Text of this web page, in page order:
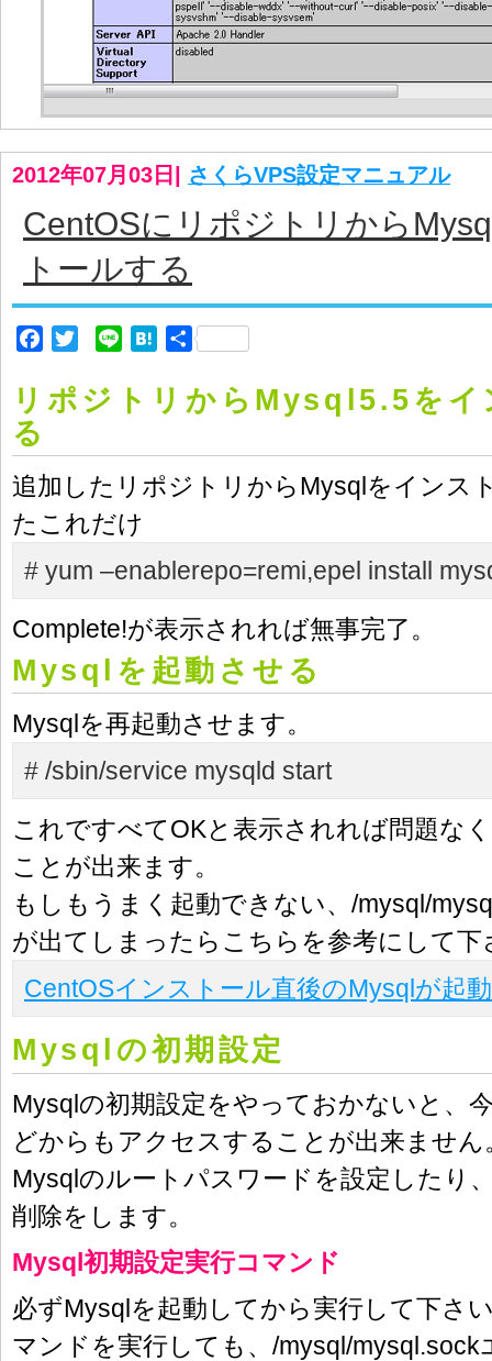
2012年07月03日 さくらVPS設定マニュアル
CentOSにリポジトリから
トールする
Facebook
Twitter Line Hatena
共
リポジトリからMysql5.5をイ
る
追加したリポジトリからMysqlをインス
たこれだけ
# yum –enablerepo=remi,epel install
Complete!が表示されれば無事完了。
Mysqlを起動させる
Mysqlを再起動させます。
# /sbin/service mysqld start
これですべてOKと表示されれば問題な
ことが出来ます。
もしもうまく起動できない、/mysql/
が出てしまったらこちらを参考にして下
CentOSインストール直後のMysqlが起
Mysqlの初期設定
Mysqlの初期設定をやっておかないと、
どからもアクセスすることが出来ません
Mysqlのルートパスワードを設定したり
削除をします。
Mysql初期設定実行コマンド
必ずMysqlを起動してから実行して下さ
マンドを実行しても、/mysql/